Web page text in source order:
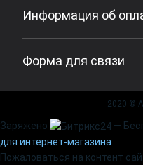
Информация об
Форма для связи
2020 ©
Заряжено —
для интернет-магазина
Пожаловаться на контент